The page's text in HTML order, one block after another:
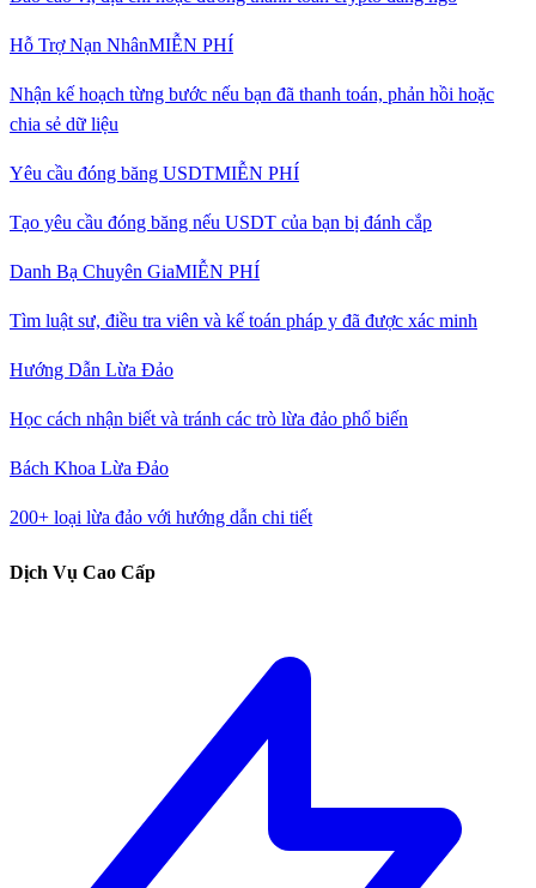
Hỗ Trợ Nạn NhânMIỄN PHÍ
Nhận kế hoạch từng bước nếu bạn đã thanh toán, phản hồi hoặc
chia sẻ dữ liệu
Yêu cầu đóng băng USDTMIỄN PHÍ
Tạo yêu cầu đóng băng nếu USDT của bạn bị đánh cắp
Danh Bạ Chuyên GiaMIỄN PHÍ
Tìm luật sư, điều tra viên và kế toán pháp y đã được xác minh
Hướng Dẫn Lừa Đảo
Học cách nhận biết và tránh các trò lừa đảo phổ biến
Bách Khoa Lừa Đảo
200+ loại lừa đảo với hướng dẫn chi tiết
Dịch Vụ Cao Cấp